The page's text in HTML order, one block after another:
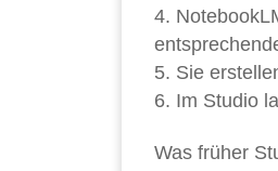
Sie
Im Studio
Was früher